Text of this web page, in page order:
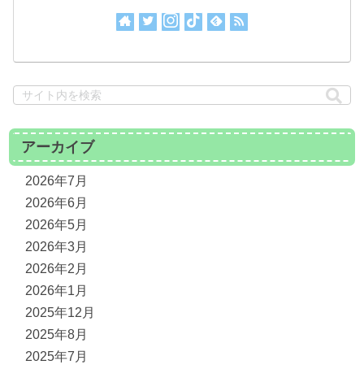
アーカイブ
2026年7月
2026年6月
2026年5月
2026年3月
2026年2月
2026年1月
2025年12月
2025年8月
2025年7月